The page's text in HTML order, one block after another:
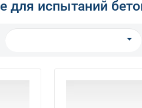
для испытаний